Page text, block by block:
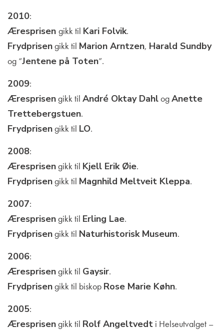
2010:
Æresprisen gikk til Kari Folvik.
Frydprisengikk til Marion Arntzen, Harald Sundby
og “Jentene på Toten”.
2009:
Æresprisengikk til André Oktay DahlogAnette
Trettebergstuen.
Frydprisengikk til LO.
2008:
Æresprisengikk til Kjell Erik Øie.
Frydprisengikk til Magnhild Meltveit Kleppa.
2007:
Æresprisengikk til Erling Lae.
Frydprisengikk til Naturhistorisk Museum.
2006:
Æresprisengikk til Gaysir.
Frydprisengikk til biskop Rose Marie Køhn.
2005:
Æresprisengikk til Rolf Angeltvedt i Helseutvalget –